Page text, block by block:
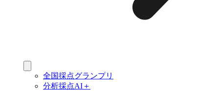
全国採点グランプリ
分析採点AI＋